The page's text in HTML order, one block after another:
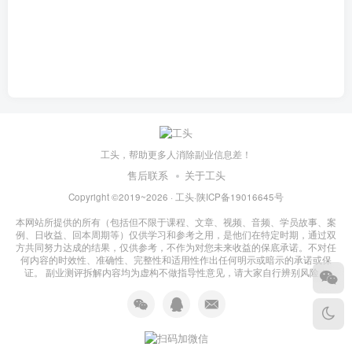
工头，帮助更多人消除副业信息差！
售后联系 关于工头
Copyright ©2019~2026 · 工头·陕ICP备19016645号
本网站所提供的所有（包括但不限于课程、文章、视频、音频、学员故事、案
例、日收益、回本周期等）仅供学习和参考之用，是他们在特定时期，通过双
方共同努力达成的结果，仅供参考，不作为对您未来收益的保底承诺。不对任
何内容的时效性、准确性、完整性和适用性作出任何明示或暗示的承诺或保
证。 副业测评拆解内容均为虚构不做指导性意见，请大家自行辨别风险！